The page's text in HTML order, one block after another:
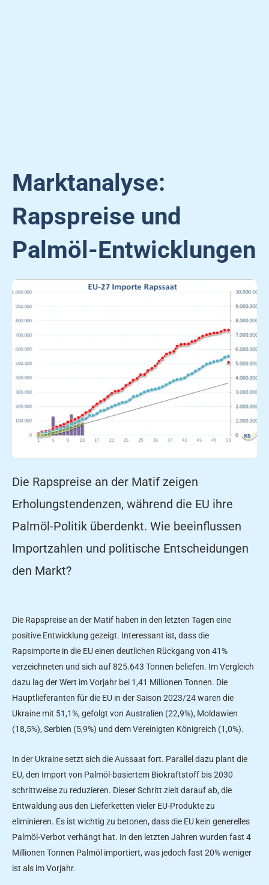
Marktanalyse:
Rapspreise und
Palmöl-Entwicklungen
Die Rapspreise an der Matif zeigen
Erholungstendenzen, während die EU ihre
Palmöl-Politik überdenkt. Wie beeinflussen
Importzahlen und politische Entscheidungen
den Markt?
Die Rapspreise an der Matif haben in den letzten Tagen eine
positive Entwicklung gezeigt. Interessant ist, dass die
Rapsimporte in die EU einen deutlichen Rückgang von 41%
verzeichneten und sich auf 825.643 Tonnen beliefen. Im Vergleich
dazu lag der Wert im Vorjahr bei 1,41 Millionen Tonnen. Die
Hauptlieferanten für die EU in der Saison 2023/24 waren die
Ukraine mit 51,1%, gefolgt von Australien (22,9%), Moldawien
(18,5%), Serbien (5,9%) und dem Vereinigten Königreich (1,0%).
In der Ukraine setzt sich die Aussaat fort. Parallel dazu plant die
EU, den Import von Palmöl-basiertem Biokraftstoff bis 2030
schrittweise zu reduzieren. Dieser Schritt zielt darauf ab, die
Entwaldung aus den Lieferketten vieler EU-Produkte zu
eliminieren. Es ist wichtig zu betonen, dass die EU kein generelles
Palmöl-Verbot verhängt hat. In den letzten Jahren wurden fast 4
Millionen Tonnen Palmöl importiert, was jedoch fast 20% weniger
ist als im Vorjahr.